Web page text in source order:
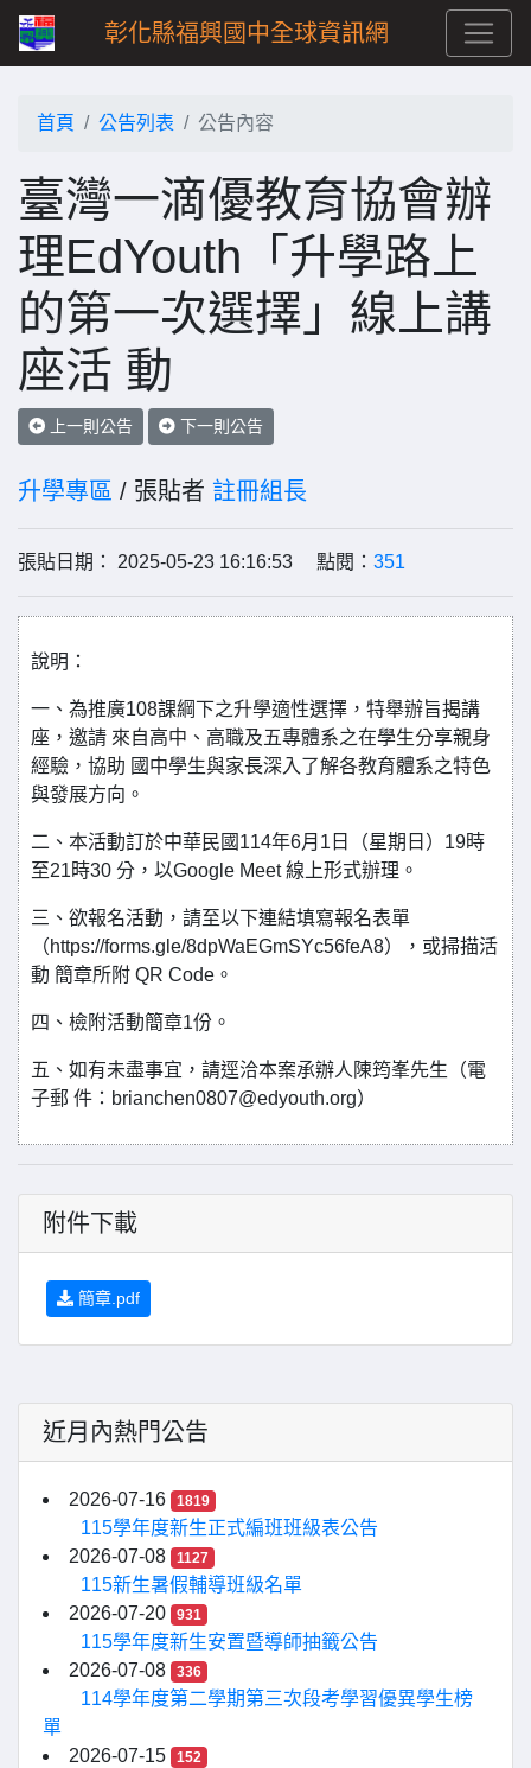
彰化縣福興國中全球資訊網
首頁 公告列表 公告內容
臺灣一滴優教育協會辦
理EdYouth「升學路上
的第一次選擇」線上講
座活 動
上一則公告 下一則公告
升學專區 / 張貼者 註冊組長
張貼日期： 2025-05-23 16:16:53 點閱： 351
說明：
一、為推廣108課綱下之升學適性選擇，特舉辦旨揭講
座，邀請 來自高中、高職及五專體系之在學生分享親身
經驗，協助 國中學生與家長深入了解各教育體系之特色
與發展方向。
二、本活動訂於中華民國114年6月1日（星期日）19時
至21時30 分，以Google Meet 線上形式辦理。
三、欲報名活動，請至以下連結填寫報名表單
（https://forms.gle/8dpWaEGmSYc56feA8），或掃描活
動 簡章所附 QR Code。
四、檢附活動簡章1份。
五、如有未盡事宜，請逕洽本案承辦人陳筠峯先生（電
子郵 件：brianchen0807@edyouth.org）
附件下載
簡章.pdf
近月內熱門公告
2026-07-16 1819
115學年度新生正式編班班級表公告
2026-07-08
1127
115新生暑假輔導班級名單
2026-07-20
931
115學年度新生安置暨導師抽籤公告
2026-07-08
336
114學年度第二學期第三次段考學習優異學生榜
單
2026-07-15
152